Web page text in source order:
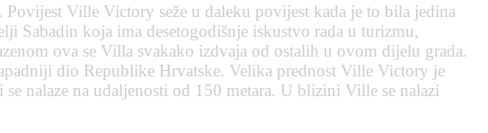
Ville Victory seže u daleku povijest kada je to bila jedina
Sabadin koja ima desetogodišnje iskustvo rada u turizmu,
ova se Villa svakako izdvaja od ostalih u ovom dijelu grada.
dio Republike Hrvatske. Velika prednost Ville Victory je
nalaze na udaljenosti od 150 metara. U blizini Ville se nalazi